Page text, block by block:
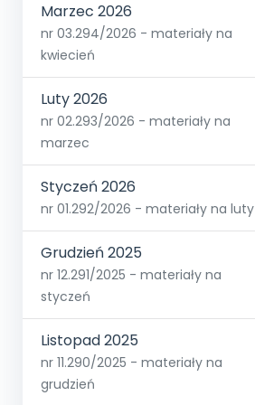
Marzec 2026
nr 03.294/2026 - materiały na
kwiecień
Luty 2026
nr 02.293/2026 - materiały na
marzec
Styczeń 2026
nr 01.292/2026 - materiały na luty
Grudzień 2025
nr 12.291/2025 - materiały na
styczeń
Listopad 2025
nr 11.290/2025 - materiały na
grudzień